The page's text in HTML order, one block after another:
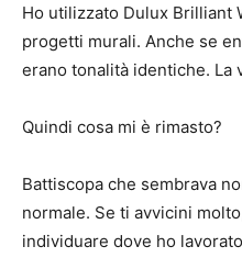
Ho utilizzato Dulux Brilliant
progetti murali. Anche se
erano tonalità identiche. La
Quindi cosa mi è rimasto?
Battiscopa che sembrava
normale. Se ti avvicini
individuare dove ho